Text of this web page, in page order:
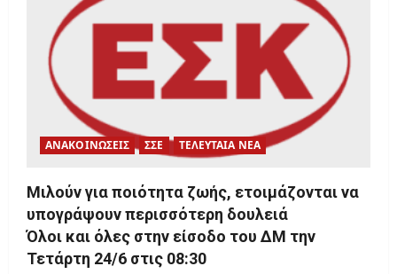
ΑΝΑΚΟΙΝΩΣΕΙΣ ΣΣΕ ΤΕΛΕΥΤΑΙΑ ΝΕΑ
Μιλούν για ποιότητα ζωής, ετοιμάζονται να
υπογράψουν περισσότερη δουλειά
Όλοι και όλες στην είσοδο του ΔΜ την
Τετάρτη 24/6 στις 08:30